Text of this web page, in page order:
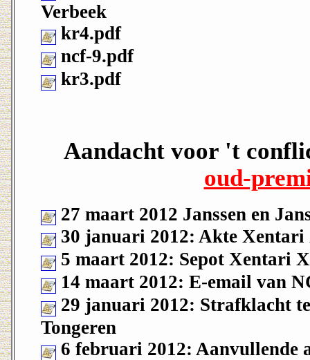
Verbeek
kr4.pdf
ncf-9.pdf
kr3.pdf
Aandacht voor 't
oud-
27 maart 2012 Janssen en
30 januari 2012: Akte
5 maart 2012: Sepot Xentari
14 maart 2012: E-email van
29 januari 2012: Strafklacht
Tongeren
6 februari 2012: Aanvullende